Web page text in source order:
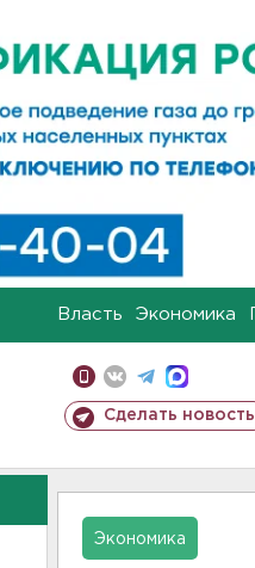
Власть Экономика
Сделать новость
Экономика